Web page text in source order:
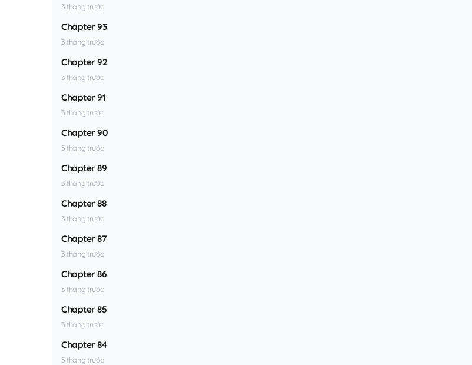
3 tháng trước
Chapter 93
3 tháng trước
Chapter 92
3 tháng trước
Chapter 91
3 tháng trước
Chapter 90
3 tháng trước
Chapter 89
3 tháng trước
Chapter 88
3 tháng trước
Chapter 87
3 tháng trước
Chapter 86
3 tháng trước
Chapter 85
3 tháng trước
Chapter 84
3 tháng trước